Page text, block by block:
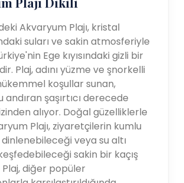
Akvaryum Plajı, kristal
suları ve sakin atmosferiyle
Ege kıyısındaki gizli bir
Plaj, adını yüzme ve şnorkelli
koşullar sunan,
şaşırtıcı derecede
alıyor. Doğal güzelliklerle
Plajı, ziyaretçilerin kumlu
dinlenebileceği veya su altı
sakin bir kaçış
Plaj, diğer popüler